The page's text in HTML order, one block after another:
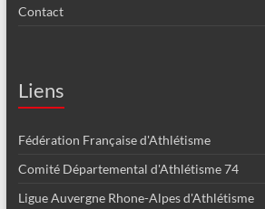
Contact
Liens
Fédération Française d'Athlétisme
Comité Départemental d'Athlétisme 74
Ligue Auvergne Rhone-Alpes d'Athlétisme